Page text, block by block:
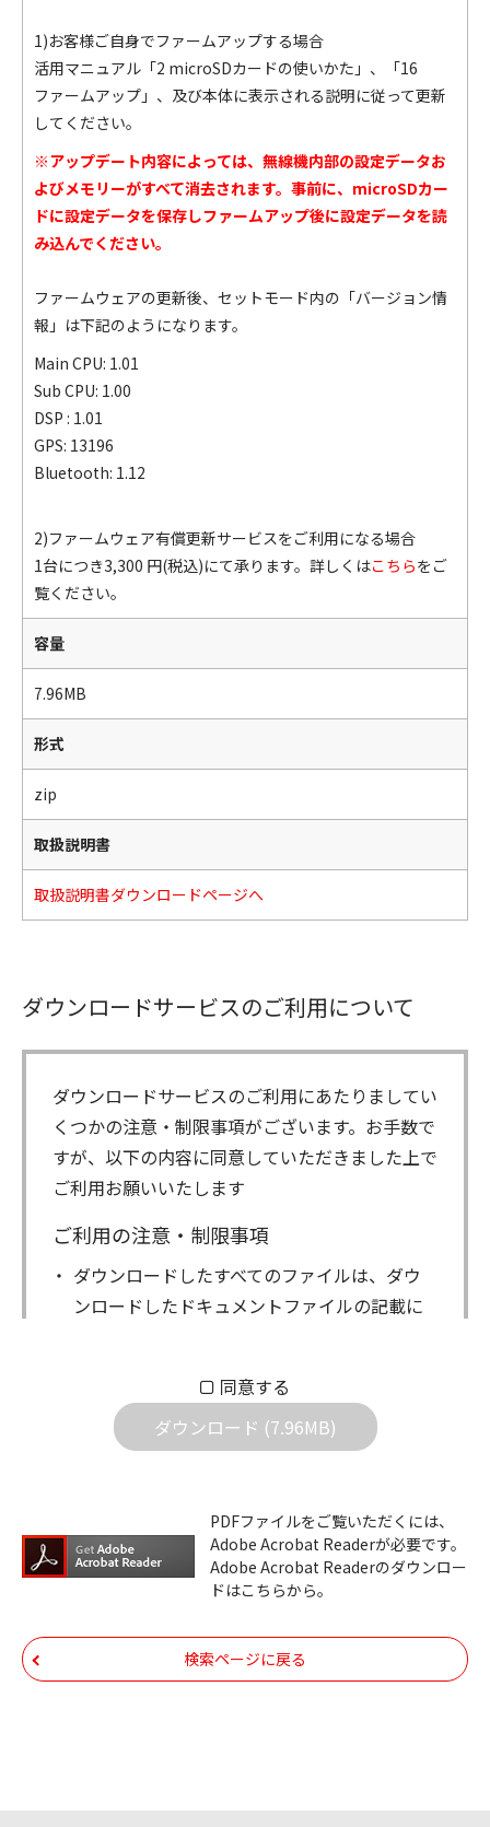
1)お客様ご自身でファームアップする場合
活用マニュアル「2 microSDカードの使いかた」、「16
ファームアップ」、及び本体に表示される説明に従って更新
してください。
※アップデート内容によっては、無線機内部の設定データお
よびメモリーがすべて消去されます。事前に、microSDカー
ドに設定データを保存しファームアップ後に設定データを読
み込んでください。
ファームウェアの更新後、セットモード内の「バージョン情
報」は下記のようになります。
Main CPU: 1.01
Sub CPU: 1.00
DSP : 1.01
GPS: 13196
Bluetooth: 1.12
2)ファームウェア有償更新サービスをご利用になる場合
1台につき3,300 円(税込)にて承ります。詳しくはこちらをご
覧ください。
容量
7.96MB
形式
zip
取扱説明書
取扱説明書ダウンロードページへ
ダウンロードサービスのご利用について
ダウンロードサービスのご利用にあたりましてい
くつかの注意・制限事項がございます。お手数で
すが、以下の内容に同意していただきました上で
ご利用お願いいたします
ご利用の注意・制限事項
ダウンロードしたすべてのファイルは、ダウ
ンロードしたドキュメントファイルの記載に
社は一切の責任を負いません。また、ファイ
ルの内容などの変更は一切行わないでくださ
機器のコントロールコマンドの仕様書、およ
びその他すべてのダウンロードファイルにつ
いての著作権を含むすべての権利は、アイコ
帰属します。ダウンロードしたファイルは、
個人で使用される以外にはご使用できませ
同意する
ダウンロード (7.96MB)
PDFファイルをご覧いただくには、
Adobe Acrobat Readerが必要です。
Adobe Acrobat Readerのダウンロー
ドはこちらから。
検索ページに戻る